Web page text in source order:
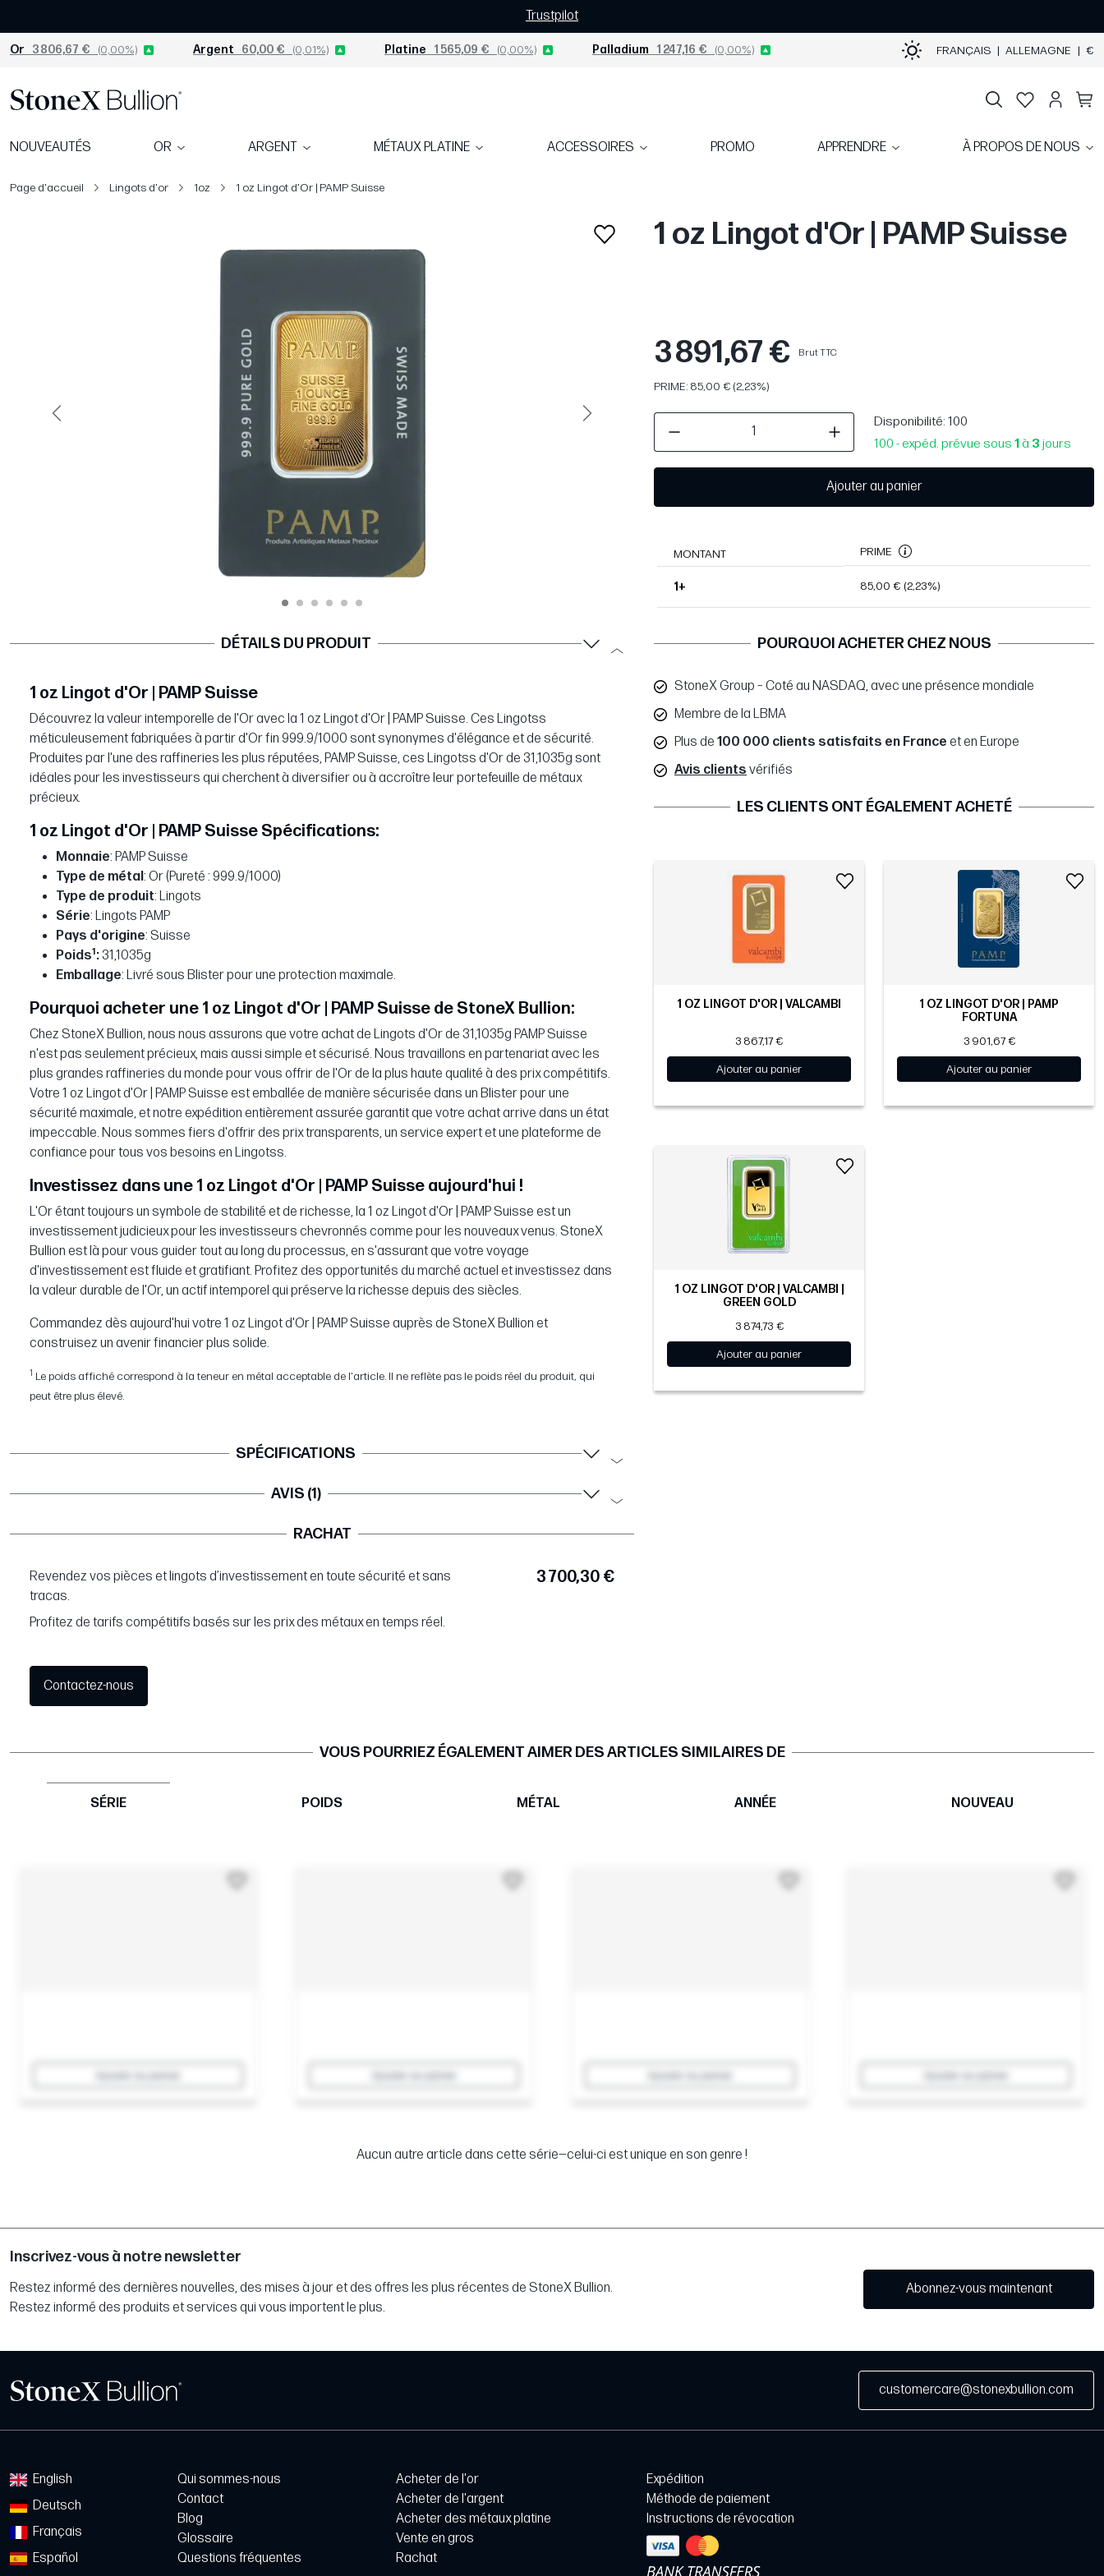
Trustpilot
Or 3 806,67 € (0,00%) Argent 60,00 € (0,01%) Platine 1 565,09 € (0,00%) Palladium 1 247,16 € (0,00%) FRANÇAIS | ALLEMAGNE | €
NOUVEAUTÉS OR ARGENT MÉTAUX PLATINE ACCESSOIRES PROMO APPRENDRE À PROPOS DE NOUS
Page d'accueil Lingots d'or 1oz 1 oz Lingot d'Or | PAMP Suisse
Précédent Suivant
1 oz Lingot d'Or | PAMP Suisse
3 891,67 € Brut TTC
PRIME: 85,00 € (2,23%)
Disponibilité: 100
100 - expéd. prévue sous 1à 3 jours
Ajouter au panier
MONTANT PRIME
1+ 85,00 € (2,23%)
DÉTAILS DU PRODUIT
1 oz Lingot d'Or | PAMP Suisse
Découvrez la valeur intemporelle de l'Or avec la 1 oz Lingot d'Or | PAMP Suisse. Ces Lingotss
méticuleusement fabriquées à partir d'Or fin 999.9/1000 sont synonymes d'élégance et de sécurité.
Produites par l'une des raffineries les plus réputées, PAMP Suisse, ces Lingotss d'Or de 31,1035g sont
idéales pour les investisseurs qui cherchent à diversifier ou à accroître leur portefeuille de métaux
précieux.
1 oz Lingot d'Or | PAMP Suisse Spécifications:
Monnaie: PAMP Suisse
Type de métal: Or (Pureté : 999.9/1000)
Type de produit: Lingots
Série: Lingots PAMP
Pays d'origine: Suisse
Poids1: 31,1035g
Emballage: Livré sous Blister pour une protection maximale.
Pourquoi acheter une 1 oz Lingot d'Or | PAMP Suisse de StoneX Bullion:
Chez StoneX Bullion, nous nous assurons que votre achat de Lingots d'Or de 31,1035g PAMP Suisse
n'est pas seulement précieux, mais aussi simple et sécurisé. Nous travaillons en partenariat avec les
plus grandes raffineries du monde pour vous offrir de l'Or de la plus haute qualité à des prix compétitifs.
Votre 1 oz Lingot d'Or | PAMP Suisse est emballée de manière sécurisée dans un Blister pour une
sécurité maximale, et notre expédition entièrement assurée garantit que votre achat arrive dans un état
impeccable. Nous sommes fiers d'offrir des prix transparents, un service expert et une plateforme de
confiance pour tous vos besoins en Lingotss.
Investissez dans une 1 oz Lingot d'Or | PAMP Suisse aujourd'hui !
L'Or étant toujours un symbole de stabilité et de richesse, la 1 oz Lingot d'Or | PAMP Suisse est un
investissement judicieux pour les investisseurs chevronnés comme pour les nouveaux venus. StoneX
Bullion est là pour vous guider tout au long du processus, en s'assurant que votre voyage
d'investissement est fluide et gratifiant. Profitez des opportunités du marché actuel et investissez dans
la valeur durable de l'Or, un actif intemporel qui préserve la richesse depuis des siècles.
Commandez dès aujourd'hui votre 1 oz Lingot d'Or | PAMP Suisse auprès de StoneX Bullion et
construisez un avenir financier plus solide.
1 Le poids affiché correspond à la teneur en métal acceptable de l'article. Il ne reflète pas le poids réel du produit, qui
peut être plus élevé.
SPÉCIFICATIONS
AVIS (1)
RACHAT
3 700,30 €
Revendez vos pièces et lingots d’investissement en toute sécurité et sans
tracas.
Profitez de tarifs compétitifs basés sur les prix des métaux en temps réel.
Contactez-nous
POURQUOI ACHETER CHEZ NOUS
StoneX Group – Coté au NASDAQ, avec une présence mondiale
Membre de la LBMA
Plus de 100 000 clients satisfaits en France et en Europe
Avis clients vérifiés
LES CLIENTS ONT ÉGALEMENT ACHETÉ
1 OZ LINGOT D'OR | VALCAMBI
3 867,17 €
Ajouter au panier
1 OZ LINGOT D'OR | PAMP
FORTUNA
3 901,67 €
Ajouter au panier
1 OZ LINGOT D'OR | VALCAMBI |
GREEN GOLD
3 874,73 €
Ajouter au panier
VOUS POURRIEZ ÉGALEMENT AIMER DES ARTICLES SIMILAIRES DE
SÉRIE POIDS MÉTAL ANNÉE NOUVEAU
Aucun autre article dans cette série—celui-ci est unique en son genre !
Inscrivez-vous à notre newsletter
Restez informé des dernières nouvelles, des mises à jour et des offres les plus récentes de StoneX Bullion.
Restez informé des produits et services qui vous importent le plus.
Abonnez-vous maintenant
customercare@stonexbullion.com
English
Deutsch
Français
Español
Qui sommes-nous
Contact
Blog
Glossaire
Questions fréquentes
Acheter de l'or
Acheter de l'argent
Acheter des métaux platine
Vente en gros
Rachat
Expédition
Méthode de paiement
Instructions de révocation